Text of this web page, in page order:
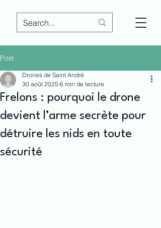
Post
Frelons : pourquoi le drone
devient l’arme secrète pour
détruire les nids en toute
sécurité
Drones de Saint André
30 août 2025 6 min de lecture